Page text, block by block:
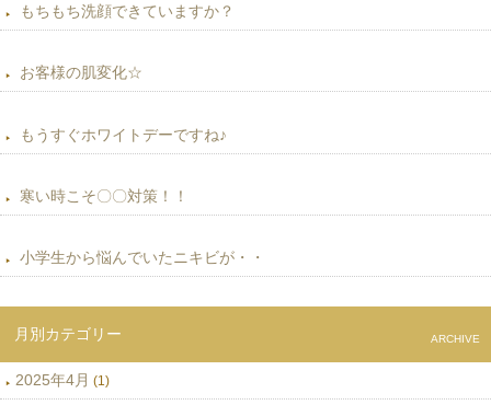
もちもち洗顔できていますか？
お客様の肌変化☆
もうすぐホワイトデーですね♪
寒い時こそ〇〇対策！！
小学生から悩んでいたニキビが・・
月別カテゴリー ARCHIVE
2025年4月 (1)